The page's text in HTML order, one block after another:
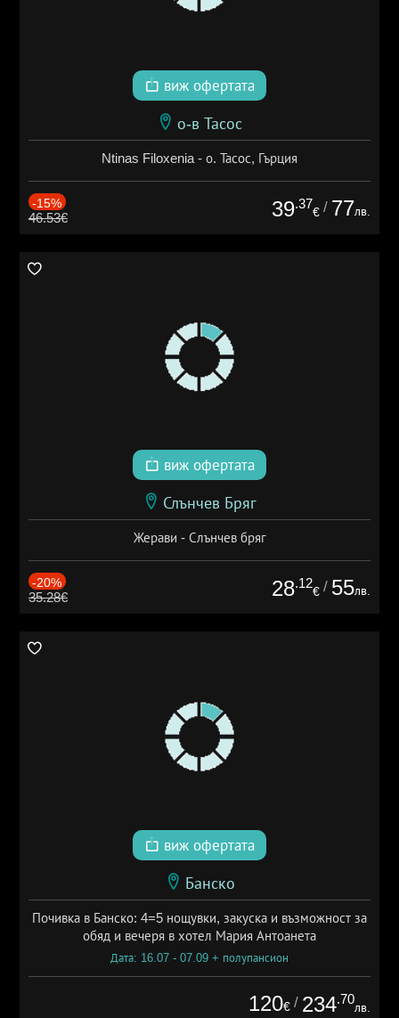
виж офертата
о-в Тасос
Ntinas Filoxenia - о. Тасос, Гърция
-15%
46.53€ 39.37
€ / 77лв.
виж офертата
Слънчев Бряг
Жерави - Слънчев бряг
-20%
35.28€ 28.12
€ / 55лв.
виж офертата
Банско
Почивка в Банско: 4=5 нощувки, закуска и възможност за
обяд и вечеря в хотел Мария Антоанета
Дата: 16.07 - 07.09 + полупансион
120€ / 234.70
лв.